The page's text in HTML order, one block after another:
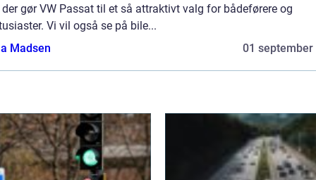
gør VW Passat til et så attraktivt valg for bådeførere og
Vi vil også se på bile...
Madsen
01 september